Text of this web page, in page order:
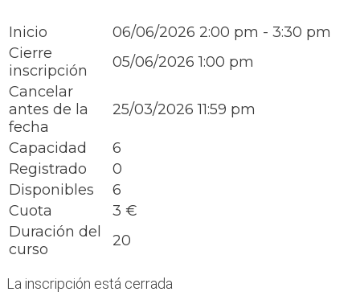
Inicio 06/06/2026 2:00 pm - 3:30 pm
Cierre
inscripción
05/06/2026 1:00 pm
Cancelar
antes de la
fecha
25/03/2026 11:59 pm
Capacidad
6
Registrado
0
Disponibles
6
Cuota
3 €
Duración del
curso
20
La inscripción está cerrada